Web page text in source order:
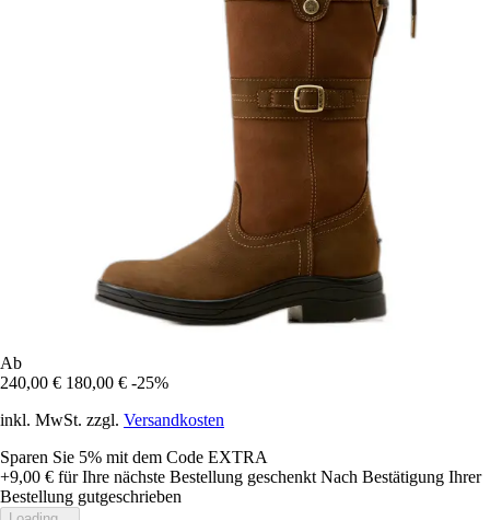
Ab
240,00 € 180,00 € -25%
inkl. MwSt. zzgl. Versandkosten
Sparen Sie 5% mit dem Code EXTRA
+9,00 € für Ihre nächste Bestellung geschenkt Nach Bestätigung Ihrer
Bestellung gutgeschrieben